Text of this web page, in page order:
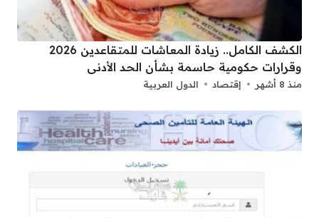
الكشف الكامل.. زيادة المعاشات للمتقاعدين 2026
وقرارات حكومية حاسمة بشأن الحد الأدنى
منذ 8 أشهر إقتصاد الدول العربية